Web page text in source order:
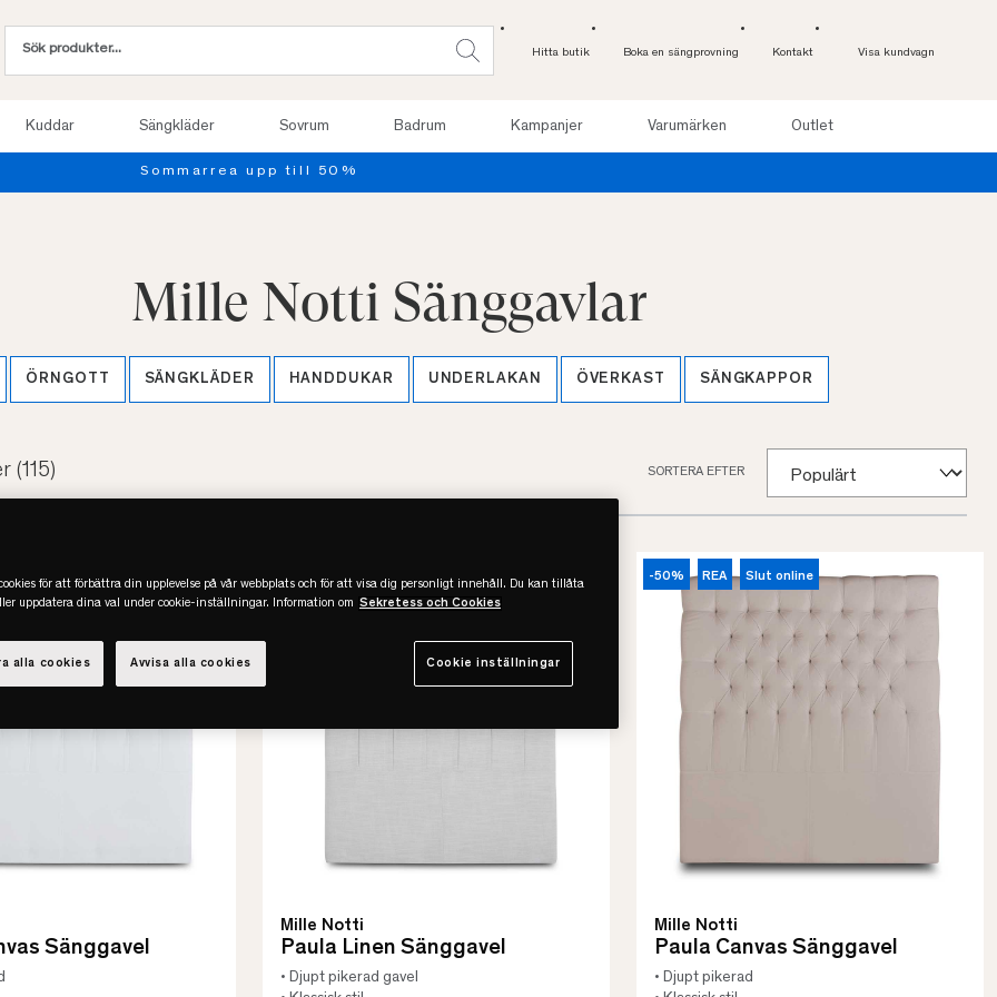
Hitta butik Boka en sängprovning Kontakt Visa kundvagn
Kuddar Sängkläder Sovrum Badrum Kampanjer Varumärken Outlet
Provsov upp till 100 nätter. Läs mer
Mille Notti Sänggavlar
ÖRNGOTT SÄNGKLÄDER HANDDUKAR UNDERLAKAN ÖVERKAST SÄNGKAPPOR
(115) SORTERA EFTER
Slut online
Sänggavel
-50% REA Slut online
Mille Notti
Paula Linen Sänggavel
• Djupt pikerad gavel
-50% REA Slut online
Mille Notti
Paula Canvas Sänggavel
• Djupt pikerad
för att förbättra din upplevelse på vår webbplats och för att visa dig personligt innehåll. Du kan tillåta
uppdatera dina val under cookie-inställningar. Information om Sekretess och Cookies
Cookie inställningar
Avvisa alla cookies
alla cookies